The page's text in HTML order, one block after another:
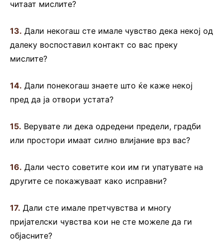
читаат мислите?
13. Дали некогаш сте имале чувство дека некој од
далеку воспоставил контакт со вас преку
мислите?
14. Дали понекогаш знаете што ќе каже некој
пред да ја отвори устата?
15. Верувате ли дека одредени предели, градби
или простори имаат силно влијание врз вас?
16. Дали често советите кои им ги упатувате на
другите се покажуваат како исправни?
17. Дали сте имале претчувства и многу
пријателски чувства кои не сте можеле да ги
објасните?